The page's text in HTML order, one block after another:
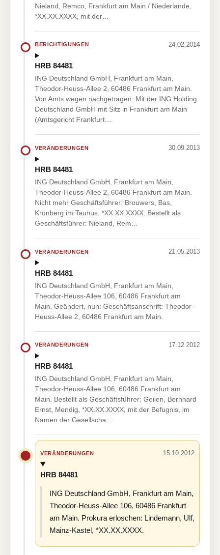
Nieland, Remco, Frankfurt am Main / Niederlande,
*XX.XX.XXXX, mit der…
BERICHTIGUNGEN 24.02.2014
HRB 84481
ING Deutschland GmbH, Frankfurt am Main,
Theodor-Heuss-Allee 2, 60486 Frankfurt am Main.
Von Amts wegen nachgetragen: Mit der ING Holding
Deutschland GmbH mit Sitz in Frankfurt am Main
(Amtsgericht Frankfurt…
VERÄNDERUNGEN 30.09.2013
HRB 84481
ING Deutschland GmbH, Frankfurt am Main,
Theodor-Heuss-Allee 2, 60486 Frankfurt am Main.
Nicht mehr Geschäftsführer: Brouwers, Bas,
Kronberg im Taunus, *XX.XX.XXXX. Bestellt als
Geschäftsführer: Nieland, Rem…
VERÄNDERUNGEN 21.05.2013
HRB 84481
ING Deutschland GmbH, Frankfurt am Main,
Theodor-Heuss-Allee 106, 60486 Frankfurt am
Main. Geändert, nun: Geschäftsanschrift: Theodor-
Heuss-Allee 2, 60486 Frankfurt am Main.
VERÄNDERUNGEN 17.12.2012
HRB 84481
ING Deutschland GmbH, Frankfurt am Main,
Theodor-Heuss-Allee 106, 60486 Frankfurt am
Main. Bestellt als Geschäftsführer: Geilen, Bernhard
Ernst, Mendig, *XX.XX.XXXX, mit der Befugnis, im
Namen der Gesellscha…
VERÄNDERUNGEN 15.10.2012
HRB 84481
ING Deutschland GmbH, Frankfurt am Main,
Theodor-Heuss-Allee 106, 60486 Frankfurt
am Main. Prokura erloschen: Lindemann, Ulf,
Mainz-Kastel, *XX.XX.XXXX.